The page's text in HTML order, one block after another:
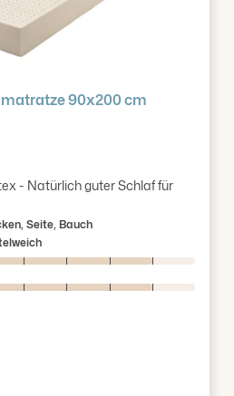
90x200 cm
Bewertung von 4.93 von 5
- Natürlich guter Schlaf für
Seite, Bauch